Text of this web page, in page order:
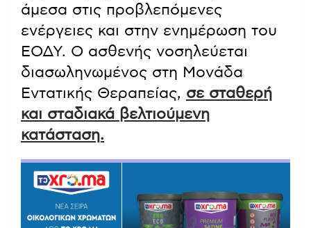
άμεσα στις προβλεπόμενες
ενέργειες και στην ενημέρωση του
ΕΟΔΥ. Ο ασθενής νοσηλεύεται
διασωληνωμένος στη Μονάδα
Εντατικής Θεραπείας, σε σταθερή
και σταδιακά βελτιούμενη
κατάσταση.